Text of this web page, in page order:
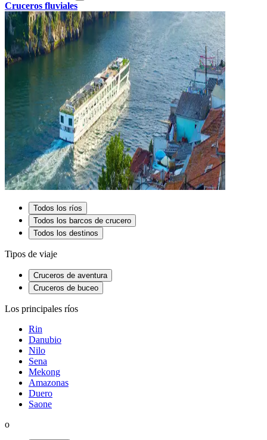
Cruceros fluviales
Todos los ríos
Todos los barcos de crucero
Todos los destinos
Tipos de viaje
Cruceros de aventura
Cruceros de buceo
Los principales ríos
Rin
Danubio
Nilo
Sena
Mekong
Amazonas
Duero
Saone
o